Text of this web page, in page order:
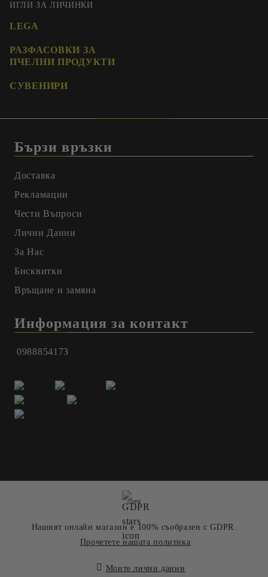
ИГЛИ ЗА ЛИЧИНКИ
LEGA
РАЗФАСОВКИ ЗА
ПЧЕЛНИ ПРОДУКТИ
СУВЕНИРИ
Бързи връзки
Доставка
Рекламации
Чести Въпроси
Лични Данни
За Нас
Бисквитки
Връщане и замяна
Информация за контакт
0988854173
GDPR
Нашият онлайн магазин е 100% съобразен с GDPR.
Прочетете нашата политика
Моите лични данни